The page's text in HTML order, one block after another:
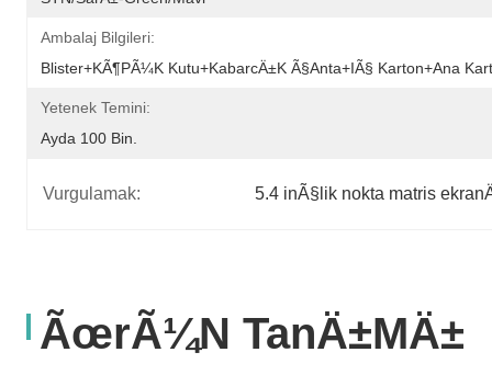
Ambalaj Bilgileri:
Blister+kÃ¶pÃ¼k Kutu+kabarcÄ±k Ã§anta+iÃ§ Karton+ana
Yetenek Temini:
Ayda 100 Bin.
Vurgulamak: 5.4 inÃ§lik nokta matris
ÃœrÃ¼n TanÄ±mÄ±